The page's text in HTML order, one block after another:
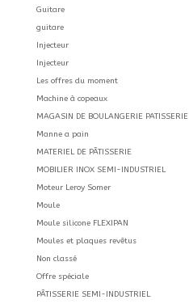
Guitare
guitare
Injecteur
Injecteur
Les offres du moment
Machine à copeaux
MAGASIN DE BOULANGERIE PATISSERIE
Manne a pain
MATERIEL DE PÂTISSERIE
MOBILIER INOX SEMI-INDUSTRIEL
Moteur Leroy Somer
Moule
Moule silicone FLEXIPAN
Moules et plaques revêtus
Non classé
Offre spéciale
PÂTISSERIE SEMI-INDUSTRIEL